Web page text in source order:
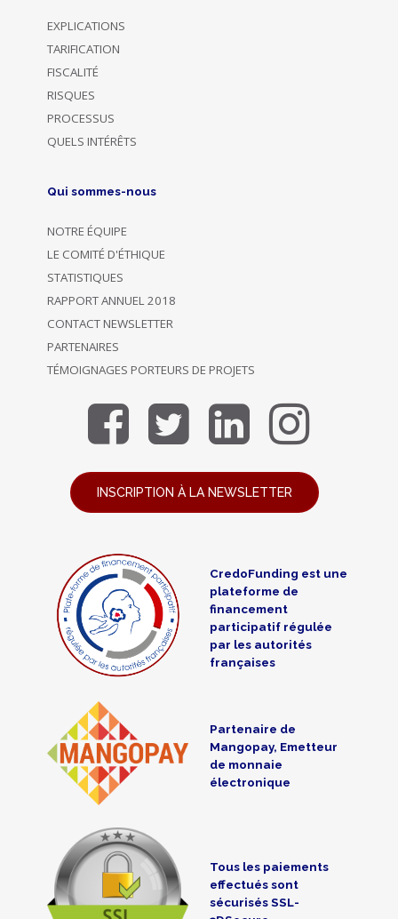
EXPLICATIONS
TARIFICATION
FISCALITÉ
RISQUES
PROCESSUS
QUELS INTÉRÊTS
Qui sommes-nous
NOTRE ÉQUIPE
LE COMITÉ D'ÉTHIQUE
STATISTIQUES
RAPPORT ANNUEL 2018
CONTACT NEWSLETTER
PARTENAIRES
TÉMOIGNAGES PORTEURS DE PROJETS
INSCRIPTION À LA NEWSLETTER
CredoFunding est une
plateforme de
financement
participatif régulée
par les autorités
françaises
Partenaire de
Mangopay, Emetteur
de monnaie
électronique
Tous les paiements
effectués sont
sécurisés SSL-